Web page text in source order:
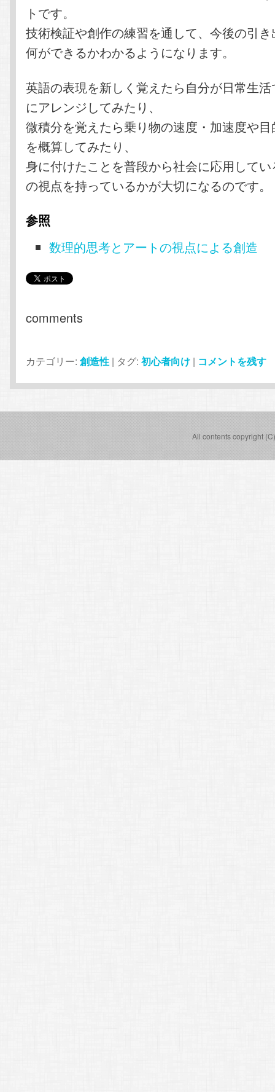
トです。
技術検証や創作の練習を通して、今後の引
何ができるかわかるようになります。
英語の表現を新しく覚えたら自分が日常生
にアレンジしてみたり、
微積分を覚えたら乗り物の速度・加速度や
を概算してみたり、
身に付けたことを普段から社会に応用して
の視点を持っているかが大切になるのです。
参照
数理的思考とアートの視点による創造
comments
カテゴリー: 創造性 | タグ: 初心者向け | コメントを残す
All contents copyright